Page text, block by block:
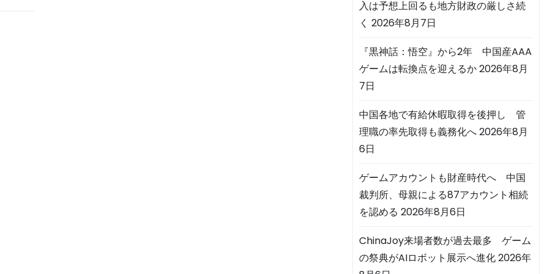
入は予想上回るも地方財政の厳しさ続
く 2026年8月7日
『黒神話：悟空』から2年 中国産AAA
ゲームは転換点を迎えるか2026年8月
7日
中国各地で有給休暇取得を後押し 管
理職の率先取得も義務化へ2026年8月
6日
ゲームアカウントも財産時代へ 中国
裁判所、母親による87アカウント相続
を認める 2026年8月6日
ChinaJoy来場者数が過去最多 ゲーム
の祭典がAIロボット展示へ進化2026年